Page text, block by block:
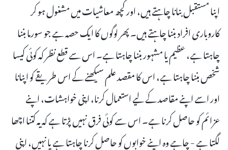
اپنا مستقبل بنانا چاہتے ہیں، اور کچھ معاشیات میں مشغول ہو کر
کاروباری افراد بننا چاہتے ہیں۔ پھر لوگوں کا ایک حصہ ہے جو سورما بننا
چاہتا ہے، عظیم یا مشہور بننا چاہتا ہے۔ اس سے قطع نظر کہ کوئی کیسا
شخص بننا چاہتا ہے، اس کا مقصد علم سیکھنے کے اس طریقے کو اپنانا
اور اسے اپنے مقاصد کے لیے استعمال کرنا، اپنی خواہشات، اپنے
عزائم کو حاصل کرنا ہے۔ اس سے کوئی فرق نہیں پڑتا ہے کہ یہ کتنا اچھا
لگتا ہے - چاہے وہ اپنے خوابوں کو حاصل کرنا چاہتا ہے یا نہیں، اپنی